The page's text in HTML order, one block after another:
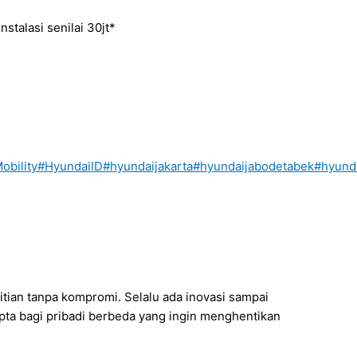
senilai 30jt*
#HyundaiID#hyundaijakarta#hyundaijabodetabek
tanpa kompromi. Selalu ada inovasi sampai
bagi pribadi berbeda yang ingin menghentikan